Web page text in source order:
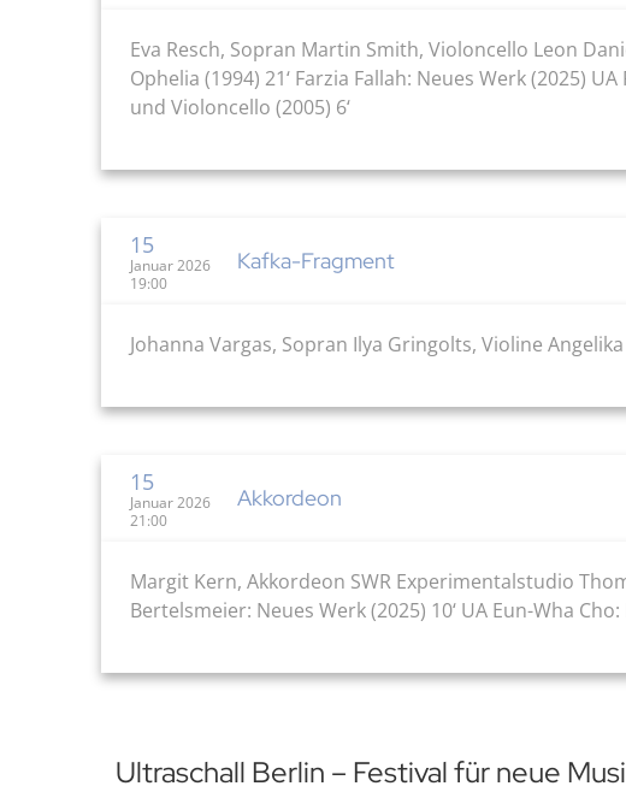
Eva Resch, Sopran Martin Smith, Violoncello Leon
Ophelia (1994) 21‘ Farzia Fallah: Neues Werk (2025)
und Violoncello (2005) 6‘
15
Januar 2026
19:00
Kafka-Fragment
Johanna Vargas, Sopran Ilya Gringolts, Violine
15
Januar 2026
21:00
Akkordeon
Margit Kern, Akkordeon SWR Experimentalstudio
Bertelsmeier: Neues Werk (2025) 10‘ UA Eun-Wha
Ultraschall Berlin – Festival für neue